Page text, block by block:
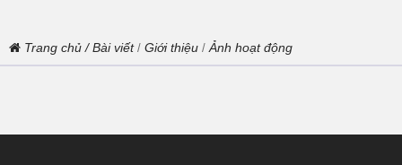
Trang chủ /Bài viết/ Giới thiệu /Ảnh hoạt động